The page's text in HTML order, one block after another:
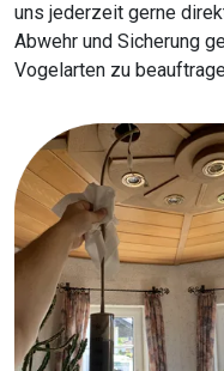
uns jederzeit gerne
Abwehr und Sicherung
Vogelarten zu